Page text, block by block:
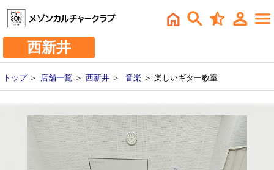
西新井
トップ＞ 店舗一覧 ＞ 西新井 ＞ 音楽 ＞ 楽しいギター教室